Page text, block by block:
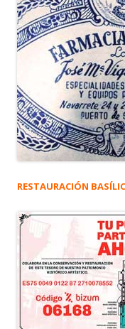
RESTAURACIÓN